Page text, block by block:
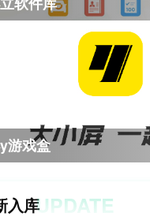
游戏盒
入库UPDATE